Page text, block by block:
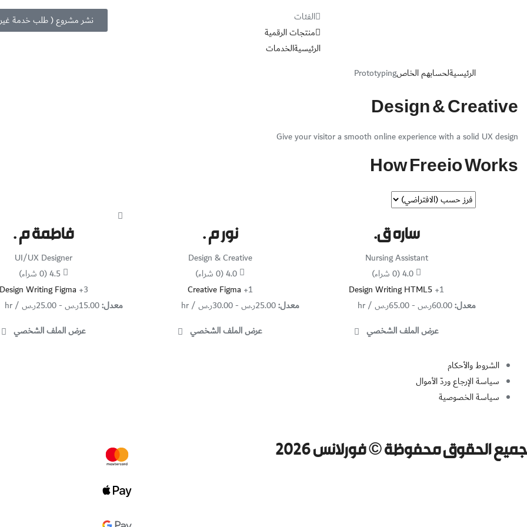
الفئات
منتجات الرقمية
الرئيسيةالخدمات
نشر مشروع ( طلب خدمة
الرئيسيةلحسابهم الخاصPrototyping
Design & Creative
Give your visitor a smooth online experience with a solid UX design
How Freeio Works
ساره ق.
Nursing Assistant
4.0(0 شراء)
Design Writing HTML5 +1
معدل:60.00ر.س -
65.00ر.س / hr
عرض الملف الشخصي
نور م .
Design & Creative
4.0(0 شراء)
Creative Figma +1
معدل:25.00ر.س-
30.00ر.س/ hr
عرض الملف الشخصي
فاطمة م .
UI/UX Designer
4.5(0 شراء)
Design Writing Figma +3
معدل:15.00ر.س-
25.00ر.س/ hr
عرض الملف الشخصي
الشروط والأحكام
سياسة الإرجاع وردّ الأموال
سياسة الخصوصية
جميع الحقوق محفوظة © فورلانس 2026